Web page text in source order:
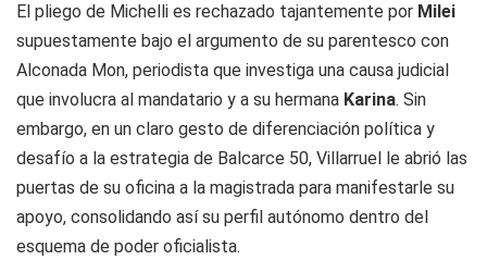
El pliego de Michelli es rechazado tajantemente por Milei
supuestamente bajo el argumento de su parentesco con
Alconada Mon, periodista que investiga una causa judicial
que involucra al mandatario y a su hermana Karina. Sin
embargo, en un claro gesto de diferenciación política y
desafío a la estrategia de Balcarce 50, Villarruel le abrió las
puertas de su oficina a la magistrada para manifestarle su
apoyo, consolidando así su perfil autónomo dentro del
esquema de poder oficialista.